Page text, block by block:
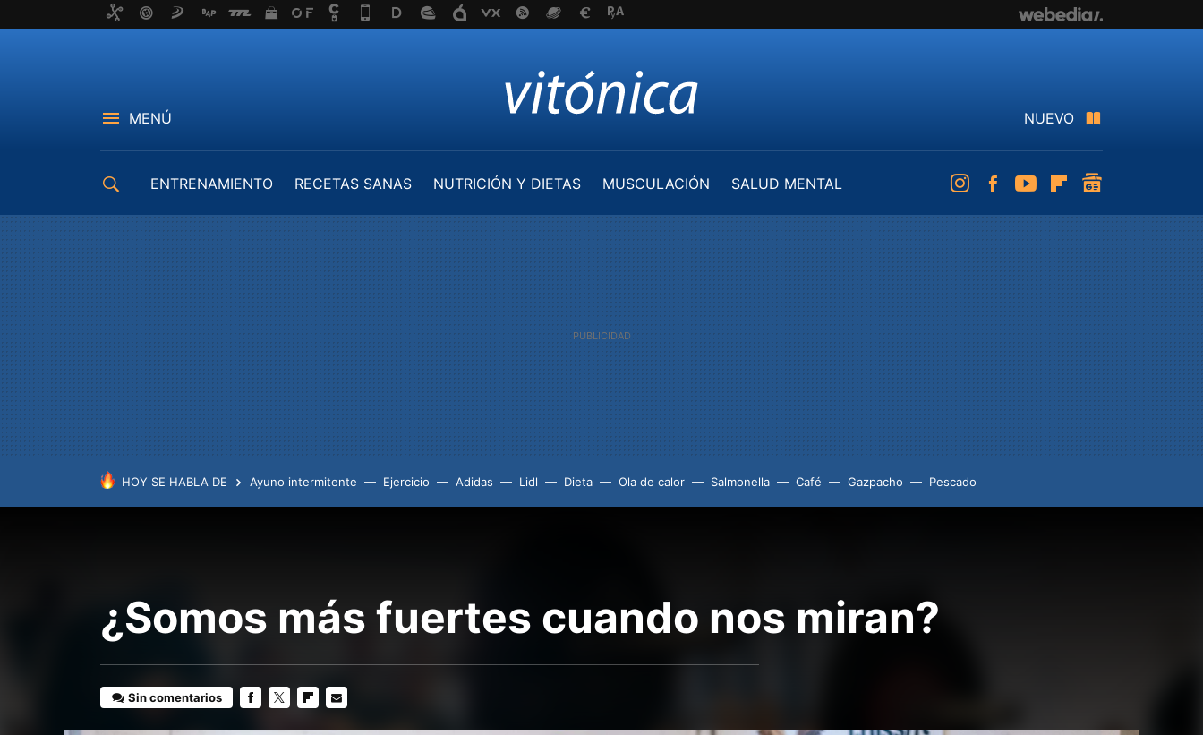
MENÚ NUEVO
ENTRENAMIENTO RECETAS SANAS NUTRICIÓN Y DIETAS MUSCULACIÓN
SALUD MENTAL
InstagramFacebookYoutubeFlipboard
HOY SE HABLA DE Ayuno intermitente Ejercicio Adidas Lidl Dieta Ola de calor Salmonella Café Gazpacho Pescado
¿Somos más fuertes cuando nos miran?
Sin comentarios